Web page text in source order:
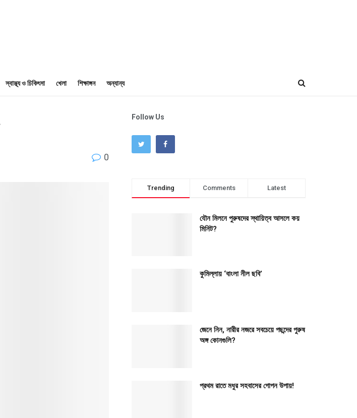
স্বাস্থ্য ও চিকিৎসা খেলা শিক্ষাঙ্গন অন্যান্য
0
Follow Us
Trending Comments Latest
যৌন মিলনে পুরুষদের স্থায়িত্ব আসলে কয়
মিনিট?
কুমিল্লায় ‘বাংলা নীল ছবি’
জেনে নিন, নারীর নজরে সবচেয়ে পছন্দের পুরুষ
অঙ্গ কোনগুলি?
প্রথম রাতে মধুর সহবাসের গোপন উপায়!